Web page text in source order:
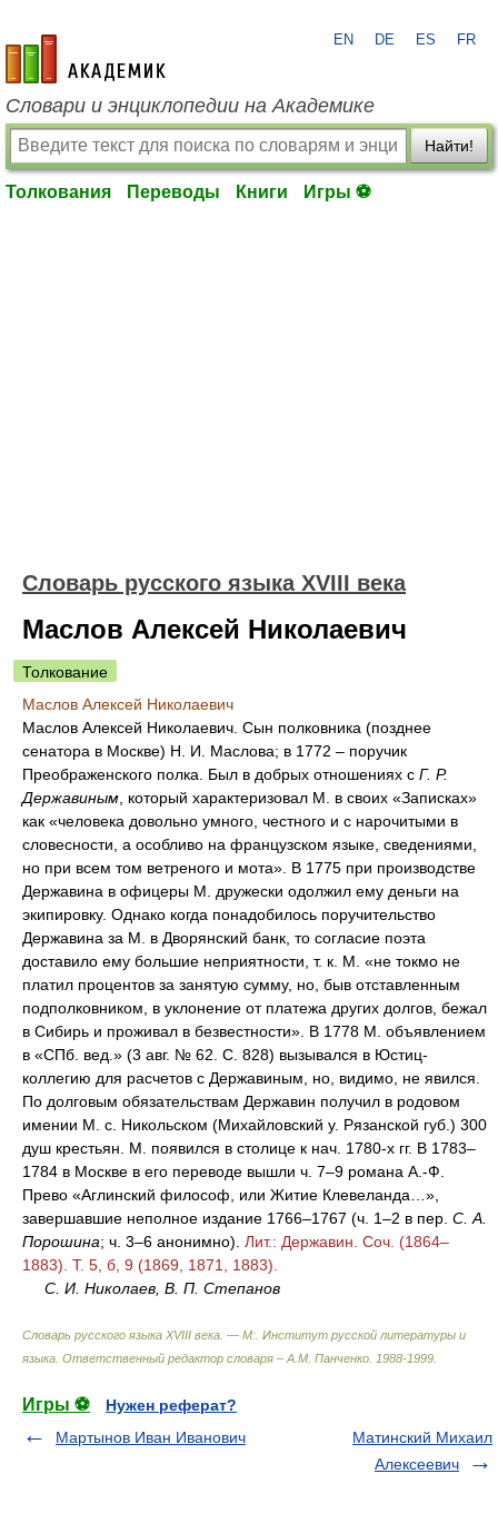
academic.ru
EN DE ES FR
Словари и энциклопедии на Академике
Найти!
Толкования Переводы Книги Игры ⚽
Словарь русского языка XVIII века
Маслов Алексей Николаевич
Толкование
Маслов Алексей Николаевич
Маслов Алексей Николаевич. Сын полковника (позднее
сенатора в Москве) Н. И. Маслова; в 1772 – поручик
Преображенского полка. Был в добрых отношениях с Г. Р.
Державиным , который характеризовал М. в своих «Записках»
как «человека довольно умного, честного и с нарочитыми в
словесности, а особливо на французском языке, сведениями,
но при всем том ветреного и мота». В 1775 при производстве
Державина в офицеры М. дружески одолжил ему деньги на
экипировку. Однако когда понадобилось поручительство
Державина за М. в Дворянский банк, то согласие поэта
доставило ему большие неприятности, т. к. М. «не токмо не
платил процентов за занятую сумму, но, быв отставленным
подполковником, в уклонение от платежа других долгов, бежал
в Сибирь и проживал в безвестности». В 1778 М. объявлением
в «СПб. вед.» (3 авг. № 62. С. 828) вызывался в Юстиц-
коллегию для расчетов с Державиным, но, видимо, не явился.
По долговым обязательствам Державин получил в родовом
имении М. с. Никольском (Михайловский у. Рязанской губ.) 300
душ крестьян. М. появился в столице к нач. 1780-х гг. В 1783–
1784 в Москве в его переводе вышли ч. 7–9 романа А.-Ф.
Прево «Аглинский философ, или Житие Клевеланда…»,
завершавшие неполное издание 1766–1767 (ч. 1–2 в пер. С. А.
Порошина; ч. 3–6 анонимно). Лит.: Державин. Соч. (1864–
1883). Т. 5, б, 9 (1869, 1871, 1883).
С. И. Николаев, В. П. Степанов
Словарь русского языка XVIII века. — М:. Институт русской литературы и
языка Ответственный редактор словаря – А.М. Панченко 1988-1999
Игры ⚽
Нужен реферат?
Мартынов Иван Иванович
Матинский Михаил
Алексеевич